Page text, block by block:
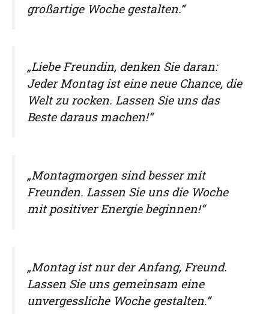
großartige Woche gestalten.“
„Liebe Freundin, denken Sie daran:
Jeder Montag ist eine neue Chance, die
Welt zu rocken. Lassen Sie uns das
Beste daraus machen!“
„Montagmorgen sind besser mit
Freunden. Lassen Sie uns die Woche
mit positiver Energie beginnen!“
„Montag ist nur der Anfang, Freund.
Lassen Sie uns gemeinsam eine
unvergessliche Woche gestalten.“